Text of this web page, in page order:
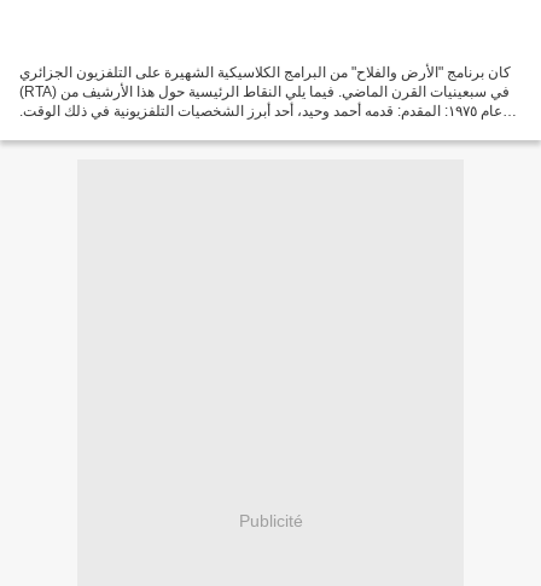
كان برنامج "الأرض والفلاح" من البرامج الكلاسيكية الشهيرة على التلفزيون الجزائري
(RTA) في سبعينيات القرن الماضي. فيما يلي النقاط الرئيسية حول هذا الأرشيف من
عام ١٩٧٥: المقدم: قدمه أحمد وحيد، أحد أبرز الشخصيات التلفزيونية في ذلك الوقت.
Publicité